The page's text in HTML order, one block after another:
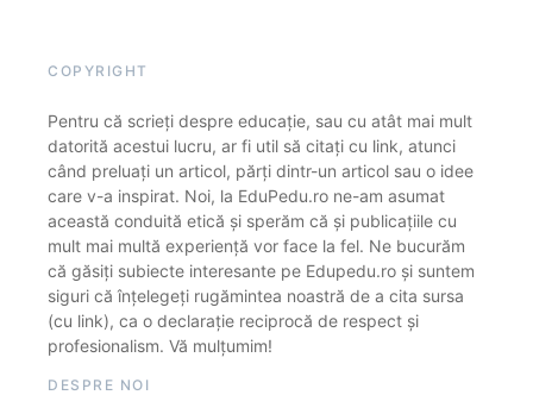
COPYRIGHT
Pentru că scrieți despre educație, sau cu atât mai mult
datorită acestui lucru, ar fi util să citați cu link, atunci
când preluați un articol, părți dintr-un articol sau o idee
care v-a inspirat. Noi, la EduPedu.ro ne-am asumat
această conduită etică și sperăm că și publicațiile cu
mult mai multă experiență vor face la fel. Ne bucurăm
că găsiți subiecte interesante pe Edupedu.ro și suntem
siguri că înțelegeți rugămintea noastră de a cita sursa
(cu link), ca o declarație reciprocă de respect și
profesionalism. Vă mulțumim!
DESPRE NOI